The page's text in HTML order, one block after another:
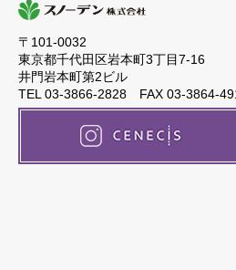
〒101-0032
東京都千代田区岩本町3丁目7-16
井門岩本町第2ビル
TEL 03-3866-2828 FAX 03-3864-